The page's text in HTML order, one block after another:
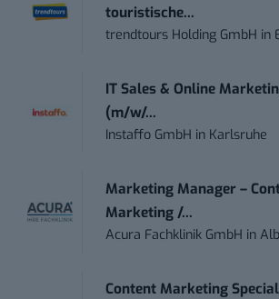
touristische...
trendtours Holding GmbH in
IT Sales & Online
(m/w/...
Instaffo GmbH in Karlsruhe
Marketing Manager –
Marketing /...
Acura Fachklinik GmbH in
Content Marketing